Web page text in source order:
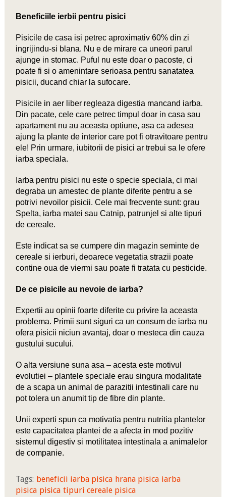
Beneficiile ierbii pentru pisici
Pisicile de casa isi petrec aproximativ 60% din zi
ingrijindu-si blana. Nu e de mirare ca uneori parul
ajunge in stomac. Puful nu este doar o pacoste, ci
poate fi si o amenintare serioasa pentru sanatatea
pisicii, ducand chiar la sufocare.
Pisicile in aer liber regleaza digestia mancand iarba.
Din pacate, cele care petrec timpul doar in casa sau
apartament nu au aceasta optiune, asa ca adesea
ajung la plante de interior care pot fi otravitoare pentru
ele! Prin urmare, iubitorii de pisici ar trebui sa le ofere
iarba speciala.
Iarba pentru pisici nu este o specie speciala, ci mai
degraba un amestec de plante diferite pentru a se
potrivi nevoilor pisicii. Cele mai frecvente sunt: ​​grau
Spelta, iarba matei sau Catnip, patrunjel si alte tipuri
de cereale.
Este indicat sa se cumpere din magazin seminte de
cereale si ierburi, deoarece vegetatia strazii poate
contine oua de viermi sau poate fi tratata cu pesticide.
De ce pisicile au nevoie de iarba?
Expertii au opinii foarte diferite cu privire la aceasta
problema. Primii sunt siguri ca un consum de iarba nu
ofera pisicii niciun avantaj, doar o mesteca din cauza
gustului sucului.
O alta versiune suna asa – acesta este motivul
evolutiei – plantele speciale erau singura modalitate
de a scapa un animal de parazitii intestinali care nu
pot tolera un anumit tip de fibre din plante.
Unii experti spun ca motivatia pentru nutritia plantelor
este capacitatea plantei de a afecta in mod pozitiv
sistemul digestiv si motilitatea intestinala a animalelor
de companie.
Tags: beneficii iarba pisica hrana pisica iarba
pisica pisica tipuri cereale pisica